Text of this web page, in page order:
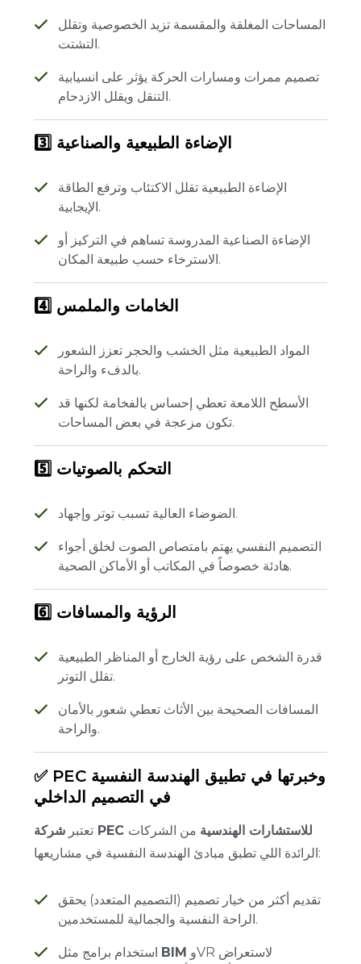
المساحات المغلقة والمقسمة تزيد الخصوصية وتقلل
التشتت.
تصميم ممرات ومسارات الحركة يؤثر على انسيابية
التنقل ويقلل الازدحام.
3️⃣ الإضاءة الطبيعية والصناعية
الإضاءة الطبيعية تقلل الاكتئاب وترفع الطاقة
الإيجابية.
الإضاءة الصناعية المدروسة تساهم في التركيز أو
الاسترخاء حسب طبيعة المكان.
4️⃣ الخامات والملمس
المواد الطبيعية مثل الخشب والحجر تعزز الشعور
بالدفء والراحة.
الأسطح اللامعة تعطي إحساس بالفخامة لكنها قد
تكون مزعجة في بعض المساحات.
5️⃣ التحكم بالصوتيات
الضوضاء العالية تسبب توتر وإجهاد.
التصميم النفسي يهتم بامتصاص الصوت لخلق أجواء
هادئة خصوصاً في المكاتب أو الأماكن الصحية.
6️⃣ الرؤية والمسافات
قدرة الشخص على رؤية الخارج أو المناظر الطبيعية
تقلل التوتر.
المسافات الصحيحة بين الأثاث تعطي شعور بالأمان
والراحة.
✅ PEC وخبرتها في تطبيق الهندسة النفسية
في التصميم الداخلي
تعتبر شركة PEC للاستشارات الهندسية من الشركات
الرائدة اللي تطبق مبادئ الهندسة النفسية في مشاريعها:
تقديم أكثر من خيار تصميم (التصميم المتعدد) يحقق
الراحة النفسية والجمالية للمستخدمين.
BIM